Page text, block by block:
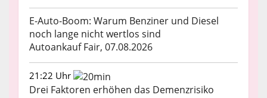
E-Auto-Boom: Warum Benziner und Diesel
noch lange nicht wertlos sind
Autoankauf Fair, 07.08.2026
21:22 Uhr
Drei Faktoren erhöhen das Demenzrisiko